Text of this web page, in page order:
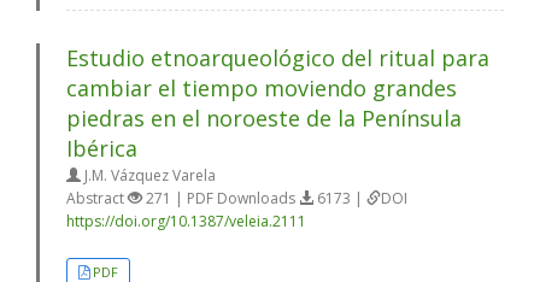
Estudio etnoarqueológico del ritual para
cambiar el tiempo moviendo grandes
piedras en el noroeste de la Península
Ibérica
J.M. Vázquez Varela
Abstract
271 | PDF Downloads 6173 |
DOI
https://doi.org/10.1387/veleia.2111
PDF